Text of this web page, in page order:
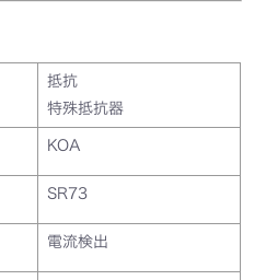
抵抗
特殊抵抗器
KOA
SR73
電流検出